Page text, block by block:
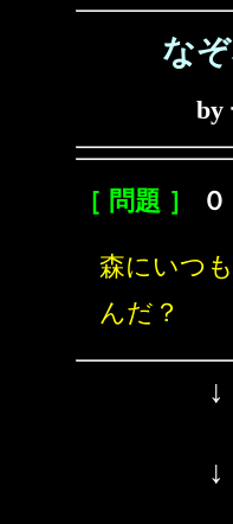
な
by
［ 問題 ］
森にいつ
んだ？